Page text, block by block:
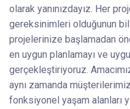
olarak yanınızdayız. Her
gereksinimleri olduğunun
projelerinize başlamadan
en uygun planlamayı ve
gerçekleştiriyoruz.
aynı zamanda
fonksiyonel yaşam alanları